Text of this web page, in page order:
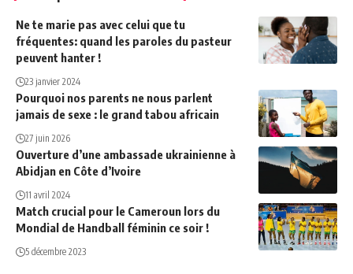
Ne te marie pas avec celui que tu
fréquentes: quand les paroles du pasteur
peuvent hanter !
23 janvier 2024
Pourquoi nos parents ne nous parlent
jamais de sexe : le grand tabou africain
27 juin 2026
Ouverture d’une ambassade ukrainienne à
Abidjan en Côte d’Ivoire
11 avril 2024
Match crucial pour le Cameroun lors du
Mondial de Handball féminin ce soir !
5 décembre 2023